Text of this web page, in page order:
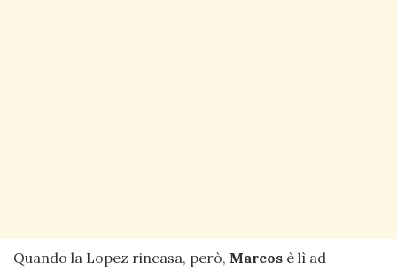
Quando la Lopez rincasa, però, Marcos è lì ad